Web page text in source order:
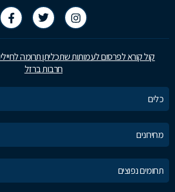
קול קורא לפרסום לעמותות שתכליתן תרומה
חרבות ברזל
כלים
מחירונים
תחומים נפוצים